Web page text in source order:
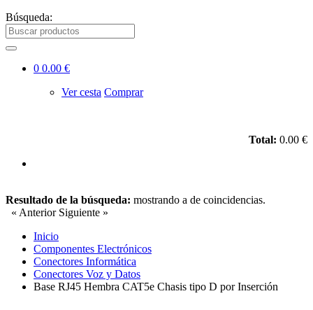
Búsqueda:
0 0.00 €
Ver cesta Comprar
Total: 0.00 €
Resultado de la búsqueda: mostrando a de coincidencias.
« Anterior Siguiente »
Inicio
Componentes Electrónicos
Conectores Informática
Conectores Voz y Datos
Base RJ45 Hembra CAT5e Chasis tipo D por Inserción